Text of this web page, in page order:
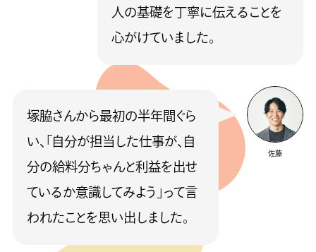
人の基礎を丁寧に伝えることを
心がけていました。
佐藤
塚脇さんから最初の半年間ぐら
い、「自分が担当した仕事が、自
分の給料分ちゃんと利益を出せ
ているか意識してみよう」って言
われたことを思い出しました。